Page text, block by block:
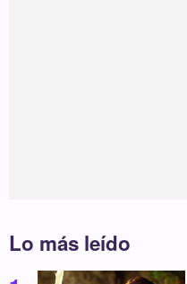
Lo más leído